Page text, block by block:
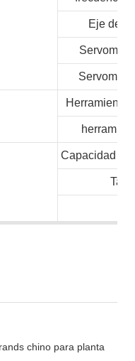
Eje de
Capacidad